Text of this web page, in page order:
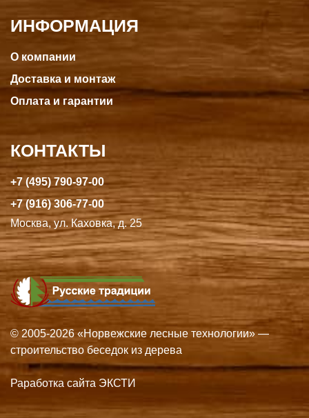
ИНФОРМАЦИЯ
О компании
Доставка и монтаж
Оплата и гарантии
КОНТАКТЫ
+7 (495) 790-97-00
+7 (916) 306-77-00
Москва, ул. Каховка, д. 25
© 2005-2026 «Норвежские лесные технологии» —
строительство беседок из дерева
Раработка сайта ЭКСТИ